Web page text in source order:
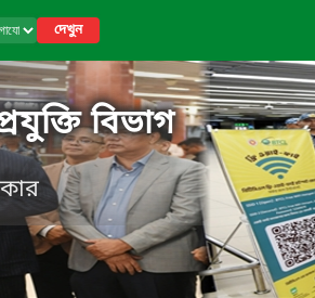
দেখুন
বিভাগ